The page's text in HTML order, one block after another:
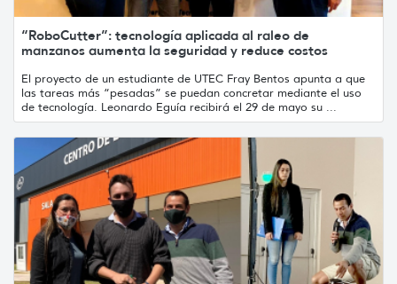
“RoboCutter”: tecnología aplicada al raleo de
manzanos aumenta la seguridad y reduce costos
El proyecto de un estudiante de UTEC Fray Bentos apunta a que
las tareas más “pesadas” se puedan concretar mediante el uso
de tecnología. Leonardo Eguía recibirá el 29 de mayo su ...